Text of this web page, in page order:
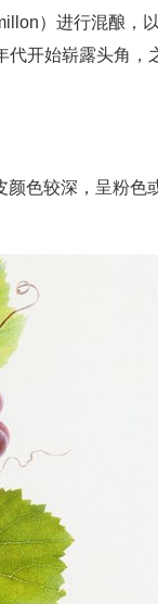
）进行混酿，
开始崭露头角
色较深，呈粉色